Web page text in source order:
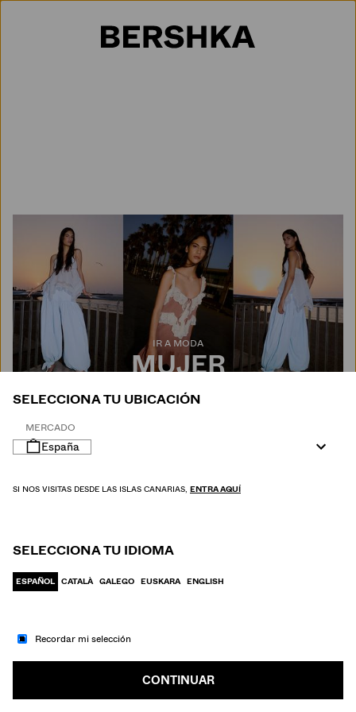
Selección de país
IR A MODA
MUJER
HOMBRE
SELECCIONA TU UBICACIÓN
MERCADO
España
SI NOS VISITAS DESDE LAS ISLAS CANARIAS, ENTRA AQUÍ
SELECCIONA TU IDIOMA
ESPAÑOL CATALÀ GALEGO EUSKARA ENGLISH
Recordar mi selección
CONTINUAR